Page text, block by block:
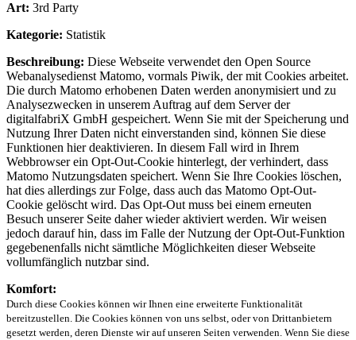
Art: 3rd Party
Kategorie: Statistik
Beschreibung: Diese Webseite verwendet den Open Source
Webanalysedienst Matomo, vormals Piwik, der mit Cookies arbeitet.
Die durch Matomo erhobenen Daten werden anonymisiert und zu
Analysezwecken in unserem Auftrag auf dem Server der
digitalfabriX GmbH gespeichert. Wenn Sie mit der Speicherung und
Nutzung Ihrer Daten nicht einverstanden sind, können Sie diese
Funktionen hier deaktivieren. In diesem Fall wird in Ihrem
Webbrowser ein Opt-Out-Cookie hinterlegt, der verhindert, dass
Matomo Nutzungsdaten speichert. Wenn Sie Ihre Cookies löschen,
hat dies allerdings zur Folge, dass auch das Matomo Opt-Out-
Cookie gelöscht wird. Das Opt-Out muss bei einem erneuten
Besuch unserer Seite daher wieder aktiviert werden. Wir weisen
jedoch darauf hin, dass im Falle der Nutzung der Opt-Out-Funktion
gegebenenfalls nicht sämtliche Möglichkeiten dieser Webseite
vollumfänglich nutzbar sind.
Komfort:
Durch diese Cookies können wir Ihnen eine erweiterte Funktionalität
bereitzustellen. Die Cookies können von uns selbst, oder von Drittanbietern
gesetzt werden, deren Dienste wir auf unseren Seiten verwenden. Wenn Sie diese